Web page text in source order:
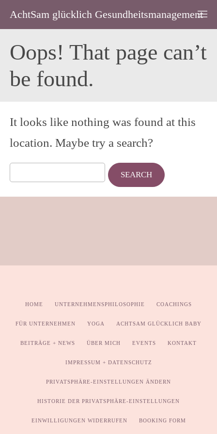
AchtSam glücklich Gesundheitsmanagement
Oops! That page can’t
be found.
It looks like nothing was found at this
location. Maybe try a search?
for:
HOME UNTERNEHMENSPHILOSOPHIE COACHINGS
FÜR UNTERNEHMEN YOGA ACHTSAM GLÜCKLICH BABY
BEITRÄGE + NEWS ÜBER MICH EVENTS KONTAKT
IMPRESSUM + DATENSCHUTZ
PRIVATSPHÄRE-EINSTELLUNGEN ÄNDERN
HISTORIE DER PRIVATSPHÄRE-EINSTELLUNGEN
EINWILLIGUNGEN WIDERRUFEN BOOKING FORM